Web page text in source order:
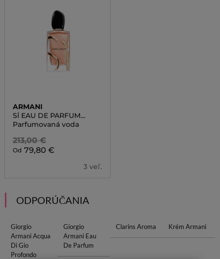
ARMANI
SÍ EAU DE PARFUM
INTENSE
Parfumovaná voda
213,00 €
Od 79,80 €
3 veľ.
ODPORÚČANIA
Giorgio
Armani Acqua
Di Gio
Profondo
Giorgio
Armani Eau
De Parfum
Clarins Aroma Krém Armani